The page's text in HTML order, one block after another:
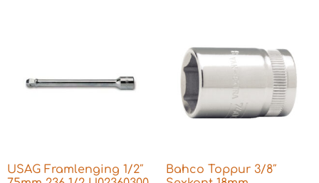
USAG Framlenging 1/2″
Bahco Toppur 3/8″